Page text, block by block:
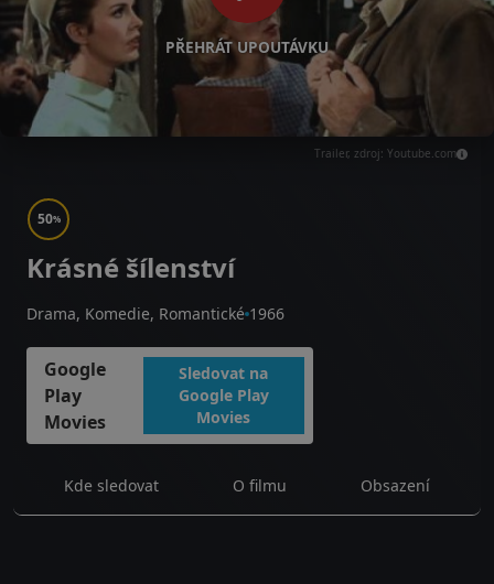
PŘEHRÁT UPOUTÁVKU
Trailer, zdroj: Youtube.com
50%
Krásné šílenství
Drama, Komedie, Romantické 1966
Google
Play
Movies
Sledovat na
Google Play
Movies
Kde sledovat O filmu Obsazení